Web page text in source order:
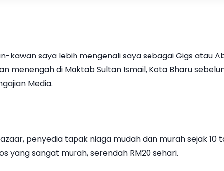
kawan saya lebih mengenali saya sebagai Gigs atau
menengah di Maktab Sultan Ismail, Kota Bharu
Media.
penyedia tapak niaga mudah dan murah sejak 10
yang sangat murah, serendah RM20 sehari.